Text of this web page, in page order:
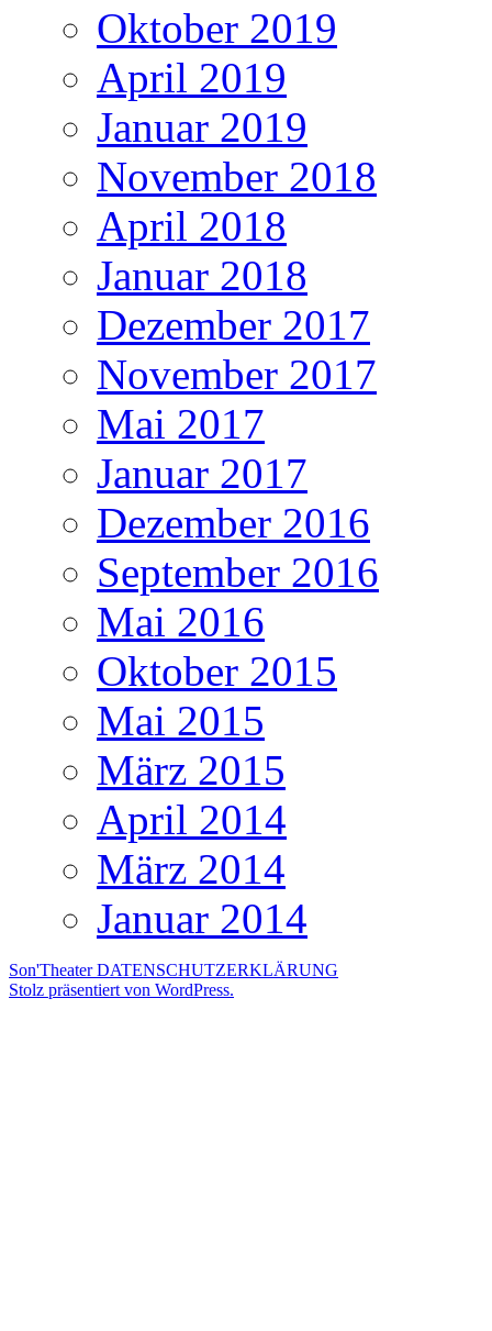
Oktober 2019
April 2019
Januar 2019
November 2018
April 2018
Januar 2018
Dezember 2017
November 2017
Mai 2017
Januar 2017
Dezember 2016
September 2016
Mai 2016
Oktober 2015
Mai 2015
März 2015
April 2014
März 2014
Januar 2014
Son'TheaterDATENSCHUTZERKLÄRUNG
Stolz präsentiert von WordPress.